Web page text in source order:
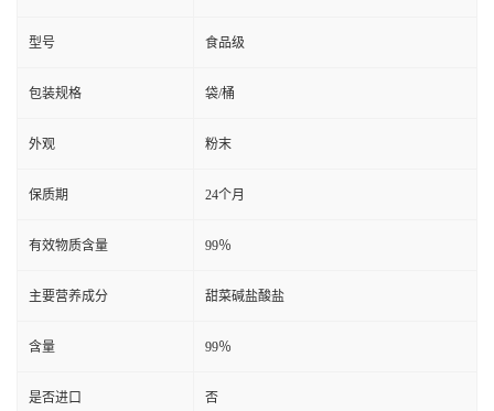
型号 食品级
包装规格 袋/桶
外观 粉末
保质期 24个月
有效物质含量 99％
主要营养成分 甜菜碱盐酸盐
含量 99％
是否进口 否